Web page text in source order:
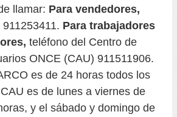
llamar: Para vendedores,
Para trabajadores
teléfono del Centro de
ONCE (CAU) 911511906.
es de 24 horas todos los
es de lunes a viernes de
y el sábado y domingo de